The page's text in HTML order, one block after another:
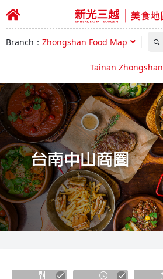
Branch： Zhongshan Food Map
Tainan Zhongshan